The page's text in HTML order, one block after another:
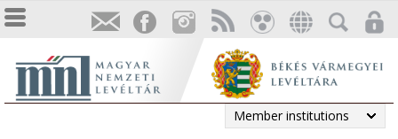
Member institutions